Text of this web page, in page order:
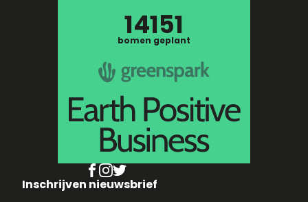
14151
bomen geplant
Inschrijven nieuwsbrief